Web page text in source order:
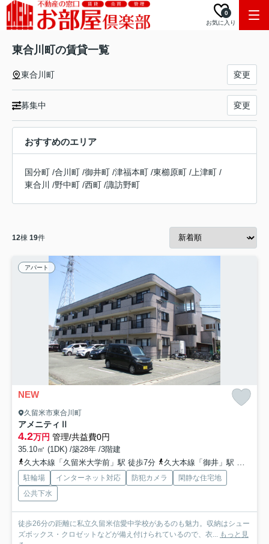
お気に入り
0
東合川町の賃貸一覧
東合川町 変更
募集中 変更
おすすめのエリア
国分町 /合川町 /御井町 /津福本町 /東櫛原町 / 上津町 /
東合川
/野中町 /西町 /諏訪野町
12棟 19件
アパート
NEW
久留米市東合川町
アメニティⅡ
4.2万円 管理/共益費0円
35.10㎡ (1DK) /築28年 /3階建
久大本線「久留米大学前」駅 徒歩7分
久大本線「御井」駅 徒歩19分
駐輪場 インターネット対応 防犯カメラ
閑静な住宅地
公共下水
徒歩26分の距離に私立久留米信愛中学校があるのも魅力。収納はシュー
ズボックス・クロゼットなどが備え付けられているので、衣... もっと見